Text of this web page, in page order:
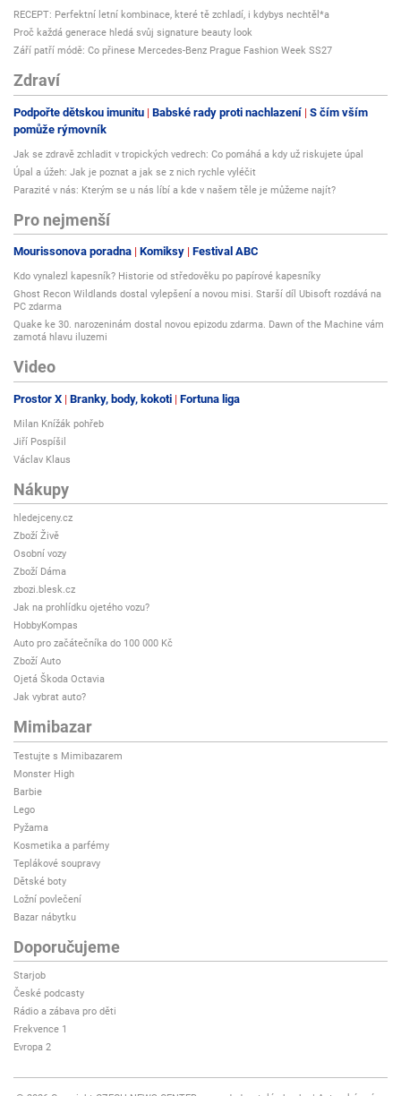
RECEPT: Perfektní letní kombinace, které tě zchladí, i kdybys nechtěl*a
Proč každá generace hledá svůj signature beauty look
Září patří módě: Co přinese Mercedes-Benz Prague Fashion Week SS27
Zdraví
Podpořte dětskou imunitu Babské rady proti nachlazení S čím vším
pomůže rýmovník
Jak se zdravě zchladit v tropických vedrech: Co pomáhá a kdy už riskujete úpal
Úpal a úžeh: Jak je poznat a jak se z nich rychle vyléčit
Parazité v nás: Kterým se u nás líbí a kde v našem těle je můžeme najít?
Pro nejmenší
Mourissonova poradna Komiksy Festival ABC
Kdo vynalezl kapesník? Historie od středověku po papírové kapesníky
Ghost Recon Wildlands dostal vylepšení a novou misi. Starší díl Ubisoft rozdává na
PC zdarma
Quake ke 30. narozeninám dostal novou epizodu zdarma. Dawn of the Machine vám
zamotá hlavu iluzemi
Video
Prostor X Branky, body, kokoti Fortuna liga
Milan Knížák pohřeb
Jiří Pospíšil
Václav Klaus
Nákupy
hledejceny.cz
Zboží Živě
Osobní vozy
Zboží Dáma
zbozi.blesk.cz
Jak na prohlídku ojetého vozu?
HobbyKompas
Auto pro začátečníka do 100 000 Kč
Zboží Auto
Ojetá Škoda Octavia
Jak vybrat auto?
Mimibazar
Testujte s Mimibazarem
Monster High
Barbie
Lego
Pyžama
Kosmetika a parfémy
Teplákové soupravy
Dětské boty
Ložní povlečení
Bazar nábytku
Doporučujeme
Starjob
České podcasty
Rádio a zábava pro děti
Frekvence 1
Evropa 2